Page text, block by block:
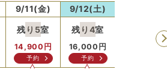
9/11(金)
残り 5室
14,900 円
予約
9/12(土)
残り 4室
16,000 円
予約
円